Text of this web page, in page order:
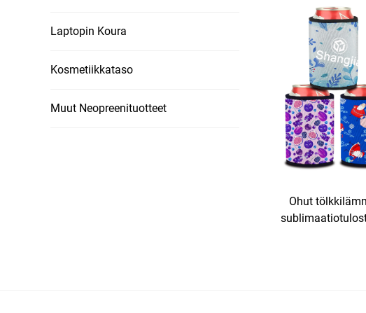
Laptopin Koura
Kosmetiikkataso
Muut Neopreenituotteet
Ohut